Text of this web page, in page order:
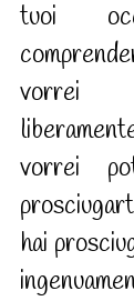
tuoi
vorrei
vorrei
hai